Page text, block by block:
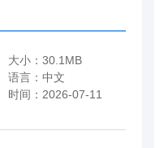
大小：30.1MB
语言：中文
时间：2026-07-11